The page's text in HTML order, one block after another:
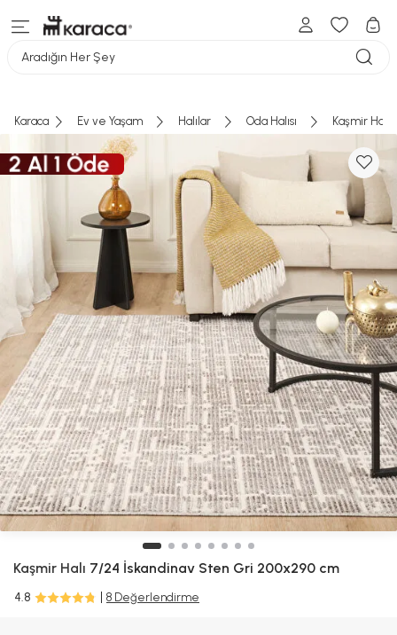
Aradığın Her Şey
Karaca Ev ve Yaşam Halılar Oda Halısı Kaşmir
Kaşmir Halı 7/24 İskandinav Sten Gri 200x290 cm
4.8 8 Değerlendirme